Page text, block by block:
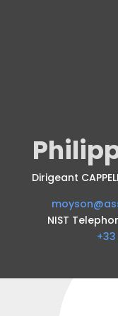
Dirigeant
NIST